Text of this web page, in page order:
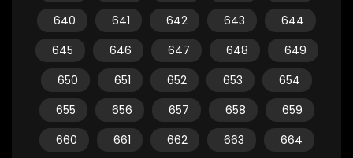
640
641 642 643
644
645
646 647 648
649
650
651 652 653
654
655
656 657 658
659
660
661 662 663
664